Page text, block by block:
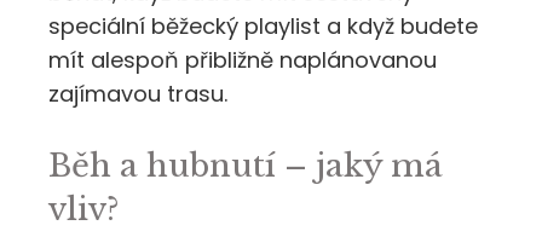
speciální běžecký playlist a když budete
mít alespoň přibližně naplánovanou
zajímavou trasu.
Běh a hubnutí – jaký má
vliv?